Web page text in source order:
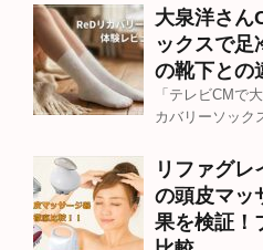
大泉洋さん
ックスで足
の靴下との
「テレビCMで
カバリーソック
リファグレ
の頭皮マッ
果を検証！